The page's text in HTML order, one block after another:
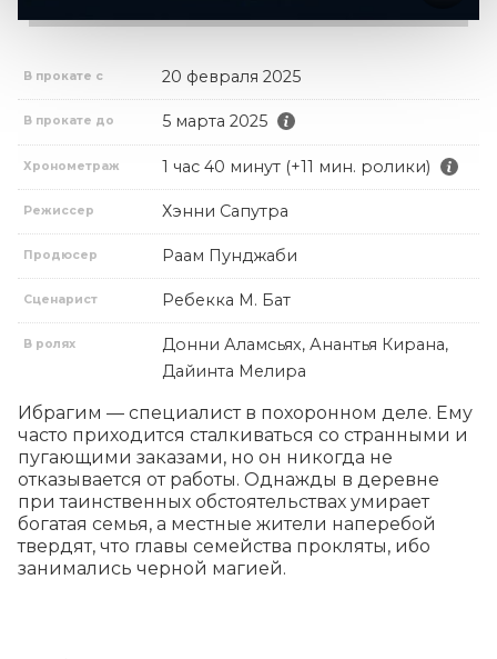
В прокате с 20 февраля 2025
В прокате до 5 марта 2025
Хронометраж 1 час 40 минут (+11 мин. ролики)
Режиссер Хэнни Сапутра
Продюсер Раам Пунджаби
Сценарист Ребекка М. Бат
В ролях
Донни Аламсьях, Анантья Кирана,
Дайинта Мелира
Ибрагим — специалист в похоронном деле. Ему
часто приходится сталкиваться со странными и
пугающими заказами, но он никогда не
отказывается от работы. Однажды в деревне
при таинственных обстоятельствах умирает
богатая семья, а местные жители наперебой
твердят, что главы семейства прокляты, ибо
занимались черной магией.